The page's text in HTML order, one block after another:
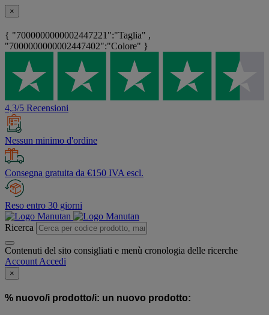
×
{ "7000000000002447221":"Taglia" ,
"7000000000002447402":"Colore" }
4,3/5 Recensioni
Nessun minimo d'ordine
Consegna gratuita da €150 IVA escl.
Reso entro 30 giorni
Ricerca
Contenuti del sito consigliati e menù cronologia delle ricerche
Account Accedi
×
% nuovo/i prodotto/i: un nuovo prodotto: